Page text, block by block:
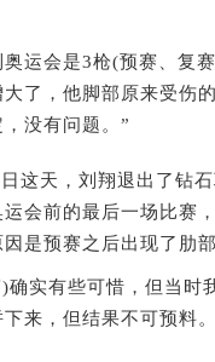
会是3枪(预赛、复赛
了，他脚部原来受伤
没有问题。”
天，刘翔退出了钻石
会前的最后一场比赛
是预赛之后出现了肋部
有些可惜，但当时我
来，但结果不可预料